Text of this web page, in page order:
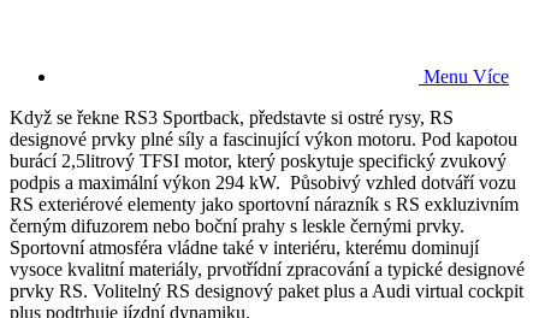
Menu Více
Když se řekne RS3 Sportback, představte si ostré rysy, RS
designové prvky plné síly a fascinující výkon motoru. Pod kapotou
burácí 2,5litrový TFSI motor, který poskytuje specifický zvukový
podpis a maximální výkon 294 kW. Působivý vzhled dotváří vozu
RS exteriérové elementy jako sportovní nárazník s RS exkluzivním
černým difuzorem nebo boční prahy s leskle černými prvky.
Sportovní atmosféra vládne také v interiéru, kterému dominují
vysoce kvalitní materiály, prvotřídní zpracování a typické designové
prvky RS. Volitelný RS designový paket plus a Audi virtual cockpit
plus podtrhuje jízdní dynamiku.